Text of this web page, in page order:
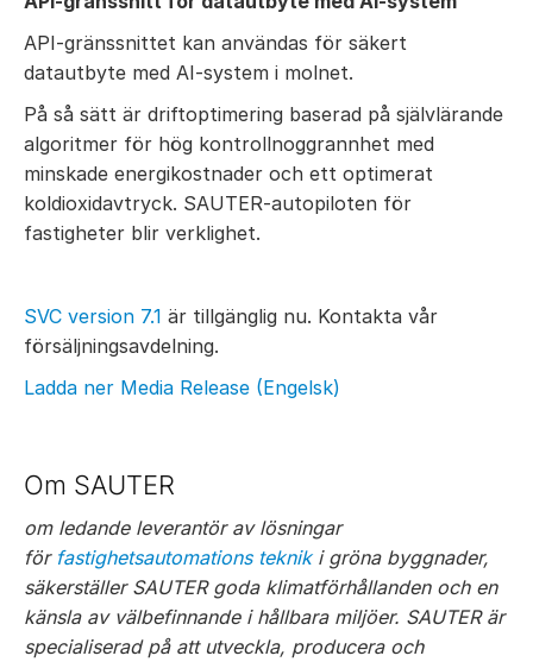
API-gränssnittet kan användas för säkert
datautbyte med AI-system i molnet.
På så sätt är driftoptimering baserad på självlärande
algoritmer för hög kontrollnoggrannhet med
minskade energikostnader och ett optimerat
koldioxidavtryck. SAUTER-autopiloten för
fastigheter blir verklighet.
SVC version 7.1 är tillgänglig nu. Kontakta vår
försäljningsavdelning.
Ladda ner Media Release (Engelsk)
Om SAUTER
om ledande leverantör av lösningar
för fastighetsautomations tekniki gröna byggnader,
säkerställer SAUTER goda klimatförhållanden och en
känsla av välbefinnande i hållbara miljöer. SAUTER är
specialiserad på att utveckla, producera och